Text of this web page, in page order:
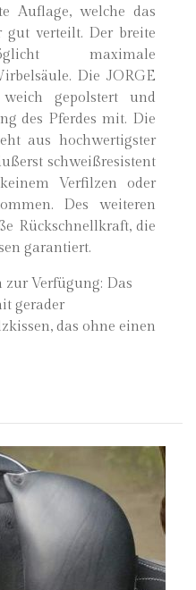
Auflage, welche das
gut verteilt. Der breite
maximale
Die JORGE
gepolstert und
des Pferdes mit. Die
aus hochwertigster
schweißresistent
Verfilzen oder
Des weiteren
Rückschnellkraft, die
garantiert.
zur Verfügung: Das
gerader
das ohne einen